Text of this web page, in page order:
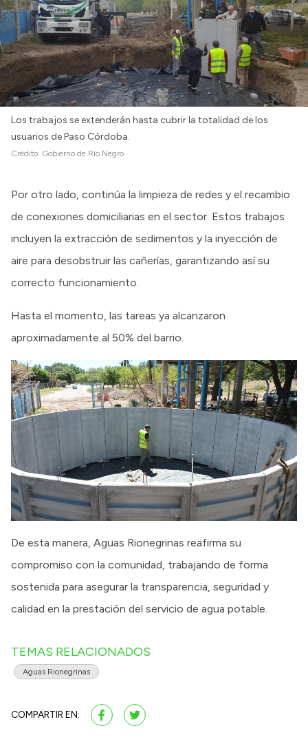
Login
Los trabajos se extenderán hasta cubrir la totalidad de los
usuarios de Paso Córdoba.
Crédito: Gobierno de Río Negro
Por otro lado, continúa la limpieza de redes y el recambio
de conexiones domiciliarias en el sector. Estos trabajos
incluyen la extracción de sedimentos y la inyección de
aire para desobstruir las cañerías, garantizando así su
correcto funcionamiento.
Hasta el momento, las tareas ya alcanzaron
aproximadamente al 50% del barrio.
De esta manera, Aguas Rionegrinas reafirma su
compromiso con la comunidad, trabajando de forma
sostenida para asegurar la transparencia, seguridad y
calidad en la prestación del servicio de agua potable.
TEMAS RELACIONADOS
Aguas Rionegrinas
COMPARTIR EN: